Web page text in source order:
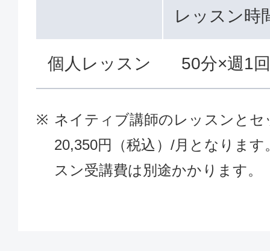
レッスン時
個人レッスン 50分×週1
ネイティブ講師のレッスンと
20,350円（税込）/月となりま
スン受講費は別途かかります。